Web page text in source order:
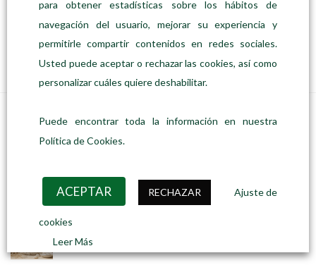
PASTA
Tortellini al huevo con Carne
RECIENTES
Precio: 65,00
Aliento de Migjorn
Desde
para obtener estadísticas sobre los hábitos de
navegación del usuario, mejorar su experiencia y
permitirle compartir contenidos en redes sociales.
Usted puede aceptar o rechazar las cookies, así como
personalizar cuáles quiere deshabilitar.
Puede encontrar toda la información en nuestra
Política de Cookies.
ACEPTAR RECHAZAR Ajuste de
cookies
Leer Más